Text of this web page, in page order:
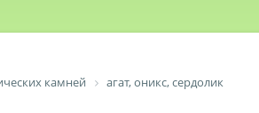
камней
агат, оникс, сердолик